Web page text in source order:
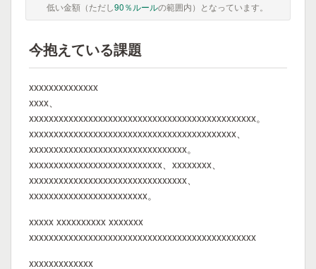
低い金額（ただし90％ルールの範囲内）となっています。
今抱えている課題
xxxxxxxxxxxxxx
xxxx、
xxxxxxxxxxxxxxxxxxxxxxxxxxxxxxxxxxxxxxxxxxxxxx。
xxxxxxxxxxxxxxxxxxxxxxxxxxxxxxxxxxxxxxxxxx、
xxxxxxxxxxxxxxxxxxxxxxxxxxxxxxxx。
xxxxxxxxxxxxxxxxxxxxxxxxxxx、xxxxxxxx、
xxxxxxxxxxxxxxxxxxxxxxxxxxxxxxxx、
xxxxxxxxxxxxxxxxxxxxxxxx。
xxxxx xxxxxxxxxx xxxxxxx
xxxxxxxxxxxxxxxxxxxxxxxxxxxxxxxxxxxxxxxxxxxxxx
xxxxxxxxxxxxx